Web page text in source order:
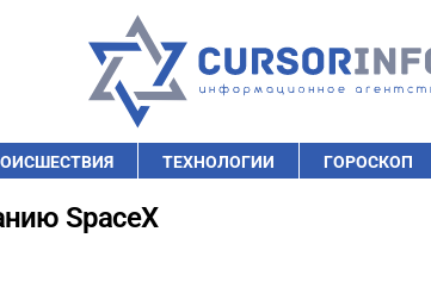
ТЕХНОЛОГИИ ГОРОСКОП
SpaceX